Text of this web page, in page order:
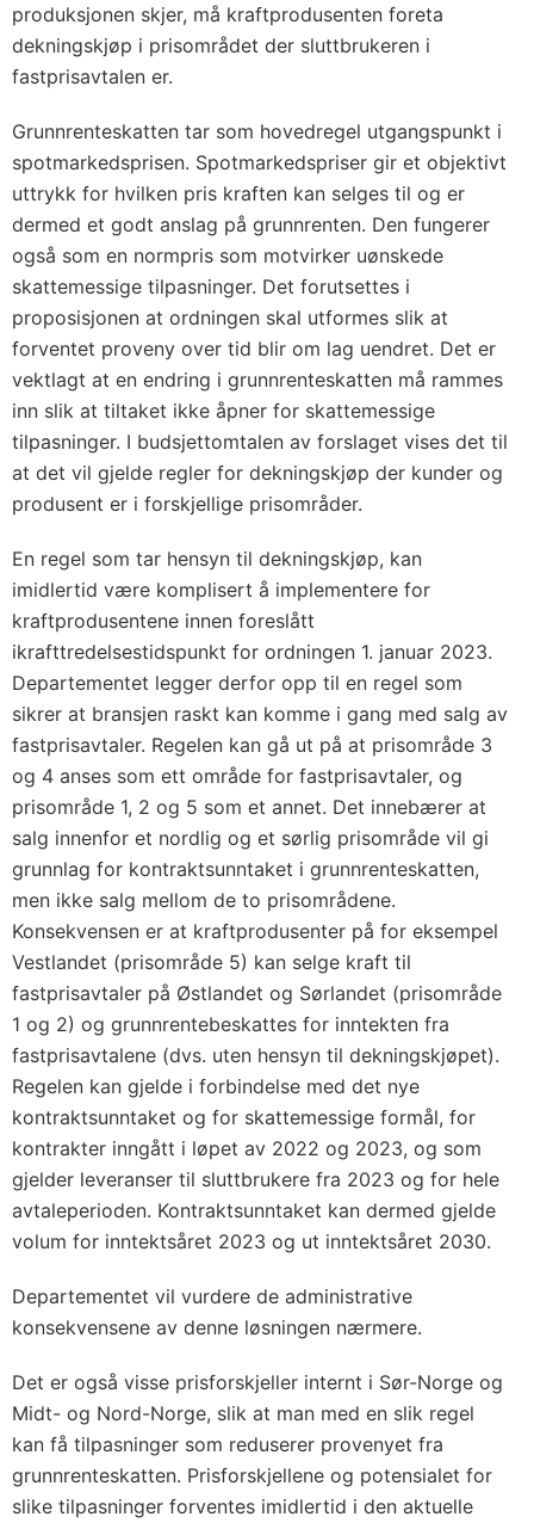
produksjonen skjer, må kraftprodusenten foreta
dekningskjøp i prisområdet der sluttbrukeren i
fastprisavtalen er.
Grunnrenteskatten tar som hovedregel utgangspunkt i
spotmarkedsprisen. Spotmarkedspriser gir et objektivt
uttrykk for hvilken pris kraften kan selges til og er
dermed et godt anslag på grunnrenten. Den fungerer
også som en normpris som motvirker uønskede
skattemessige tilpasninger. Det forutsettes i
proposisjonen at ordningen skal utformes slik at
forventet proveny over tid blir om lag uendret. Det er
vektlagt at en endring i grunnrenteskatten må rammes
inn slik at tiltaket ikke åpner for skattemessige
tilpasninger. I budsjettomtalen av forslaget vises det til
at det vil gjelde regler for dekningskjøp der kunder og
produsent er i forskjellige prisområder.
En regel som tar hensyn til dekningskjøp, kan
imidlertid være komplisert å implementere for
kraftprodusentene innen foreslått
ikrafttredelsestidspunkt for ordningen 1. januar 2023.
Departementet legger derfor opp til en regel som
sikrer at bransjen raskt kan komme i gang med salg av
fastprisavtaler. Regelen kan gå ut på at prisområde 3
og 4 anses som ett område for fastprisavtaler, og
prisområde 1, 2 og 5 som et annet. Det innebærer at
salg innenfor et nordlig og et sørlig prisområde vil gi
grunnlag for kontraktsunntaket i grunnrenteskatten,
men ikke salg mellom de to prisområdene.
Konsekvensen er at kraftprodusenter på for eksempel
Vestlandet (prisområde 5) kan selge kraft til
fastprisavtaler på Østlandet og Sørlandet (prisområde
1 og 2) og grunnrentebeskattes for inntekten fra
fastprisavtalene (dvs. uten hensyn til dekningskjøpet).
Regelen kan gjelde i forbindelse med det nye
kontraktsunntaket og for skattemessige formål, for
kontrakter inngått i løpet av 2022 og 2023, og som
gjelder leveranser til sluttbrukere fra 2023 og for hele
avtaleperioden. Kontraktsunntaket kan dermed gjelde
volum for inntektsåret 2023 og ut inntektsåret 2030.
Departementet vil vurdere de administrative
konsekvensene av denne løsningen nærmere.
Det er også visse prisforskjeller internt i Sør-Norge og
Midt- og Nord-Norge, slik at man med en slik regel
kan få tilpasninger som reduserer provenyet fra
grunnrenteskatten. Prisforskjellene og potensialet for
slike tilpasninger forventes imidlertid i den aktuelle